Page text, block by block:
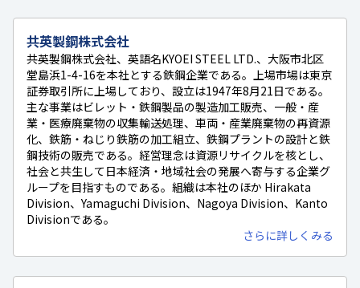
共英製鋼株式会社
共英製鋼株式会社、英語名KYOEI STEEL LTD.、大阪市北区
堂島浜1-4-16を本社とする鉄鋼企業である。上場市場は東京
証券取引所に上場しており、設立は1947年8月21日である。
主な事業はビレット・鉄鋼製品の製造加工販売、一般・産
業・医療廃棄物の収集輸送処理、車両・産業廃棄物の再資源
化、鉄筋・ねじり鉄筋の加工組立、鉄鋼プラントの設計と鉄
鋼技術の販売である。経営理念は資源リサイクルを核とし、
社会と共生して日本経済・地域社会の発展へ寄与する企業グ
ループを目指すものである。組織は本社のほか Hirakata
Division、Yamaguchi Division、Nagoya Division、Kanto
Divisionである。
さらに詳しくみる